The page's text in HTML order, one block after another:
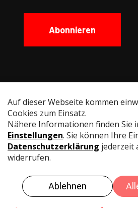
Abonnieren
Instagram Facebook
LinkedIn
Nutzungsbedingungen